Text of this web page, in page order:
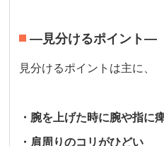
—見分けるポイント—
見分けるポイントは主に、
・腕を上げた時に腕や指に
・肩周りのコリがひどい